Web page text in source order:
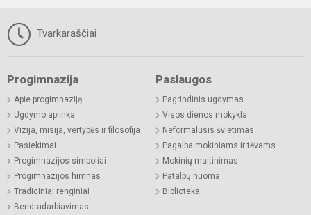
Tvarkaraščiai
Progimnazija
Apie progimnaziją
Ugdymo aplinka
Vizija, misija, vertybės ir filosofija
Pasiekimai
Progimnazijos simboliai
Progimnazijos himnas
Tradiciniai renginiai
Bendradarbiavimas
Paslaugos
Pagrindinis ugdymas
Visos dienos mokykla
Neformalusis švietimas
Pagalba mokiniams ir tėvams
Mokinių maitinimas
Patalpų nuoma
Biblioteka